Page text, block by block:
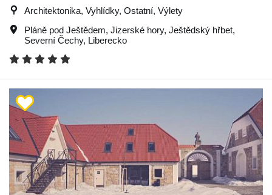
Architektonika, Vyhlídky, Ostatní, Výlety
Pláně pod Ještědem, Jizerské hory, Ještědský hřbet,
Severní Čechy, Liberecko